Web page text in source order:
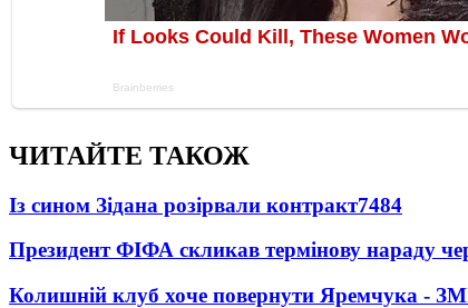
ЧИТАЙТЕ ТАКОЖ
Із сином Зідана розірвали контракт7484
Президент ФІФА скликав термінову нараду
Колишній клуб хоче повернути Яремчука -